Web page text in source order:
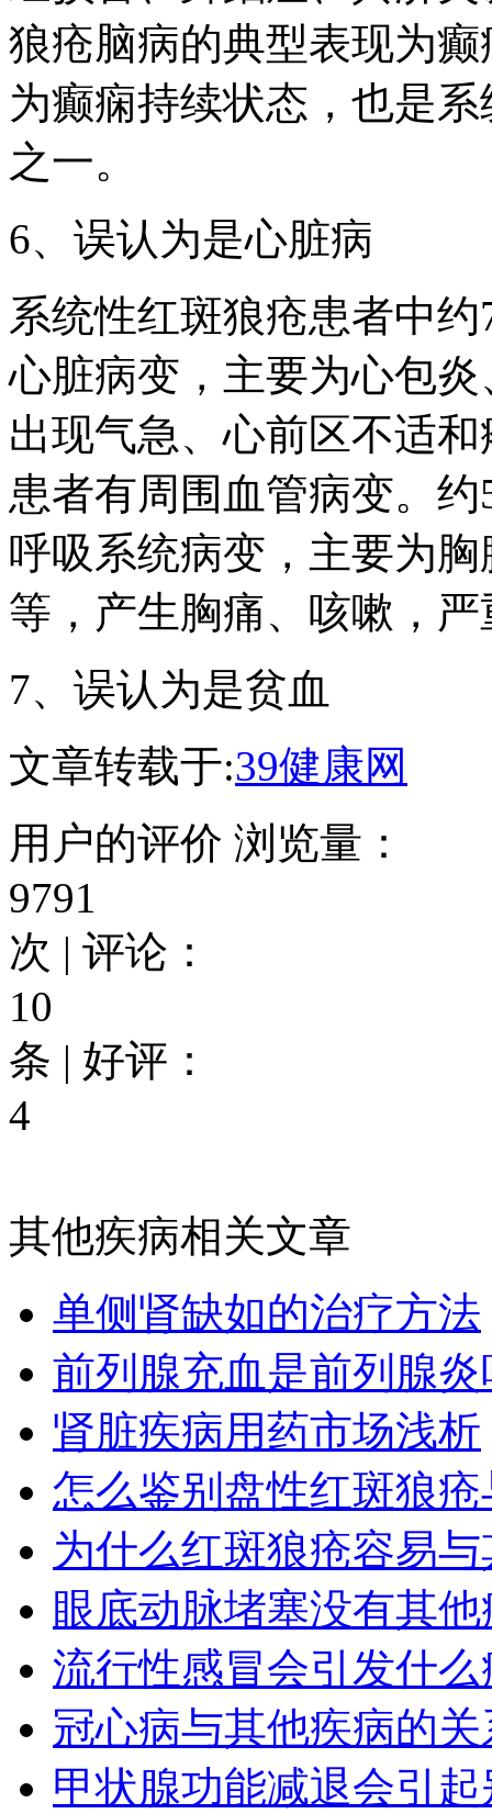
狼疮脑病的典型表现为
为癫痫持续状态，也是
之一。
6、误认为是心脏病
系统性红斑狼疮患者中
心脏病变，主要为心包
出现气急、心前区不适
患者有周围血管病变。
呼吸系统病变，主要为
等，产生胸痛、咳嗽，
7、误认为是贫血
文章转载于:39健康网
用户的评价 浏览量：
9791
次 | 评论：
10
条 | 好评：
4
其他疾病相关文章
单侧肾缺如的治疗方法
前列腺充血是前列腺炎
肾脏疾病用药市场浅析
怎么鉴别盘性红斑狼
为什么红斑狼疮容易
眼底动脉堵塞没有其
流行性感冒会引发什么
冠心病与其他疾病的关
甲状腺功能减退会引